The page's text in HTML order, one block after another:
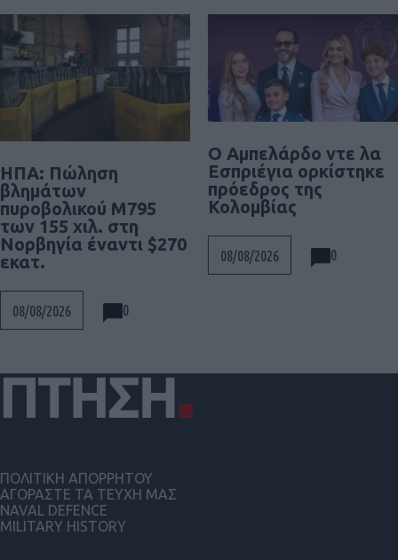
ΗΠΑ: Πώληση
βλημάτων
πυροβολικού M795
των 155 χιλ. στη
Νορβηγία έναντι $270
εκατ.
08/08/2026 0
Ο Αμπελάρδο ντε λα
Εσπριέγια ορκίστηκε
πρόεδρος της
Κολομβίας
08/08/2026 0
ΠΟΛΙΤΙΚΗ ΑΠΟΡΡΗΤΟΥ
ΑΓΟΡΑΣΤΕ ΤΑ ΤΕΥΧΗ ΜΑΣ
NAVAL DEFENCE
MILITARY HISTORY